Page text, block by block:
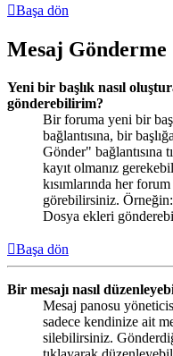
Başa dön
Mesaj Gönderme
Yeni bir başlık nasıl
gönderebilirim?
Bir foruma yeni bir
bağlantısına, bir
Gönder" bağlantısına
kayıt olmanız
kısımlarında her
görebilirsiniz.
Dosya ekleri
Başa dön
Bir mesajı nasıl
Mesaj panosu
sadece kendinize ait
silebilirsiniz.